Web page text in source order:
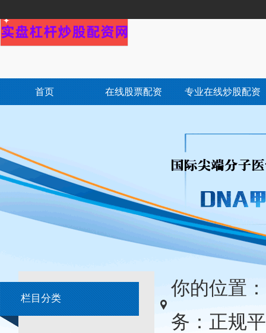
首页 在线股票配资 专业在线炒股配资
栏目分类
你的位置：
务：正规